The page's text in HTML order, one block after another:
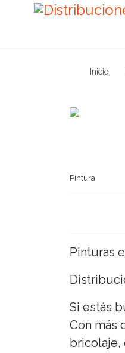
Inicio
Pintura
Pinturas
Si estás
Con más
bricolaje,